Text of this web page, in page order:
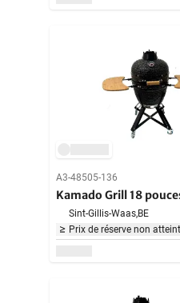
A3-48505-136
Kamado Grill 18
Sint-Gillis-Waas,BE
Prix de réserve non atteint